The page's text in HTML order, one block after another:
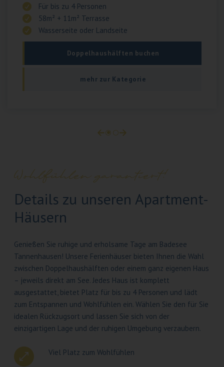
Für bis zu 4 Personen
58m² + 11m² Terrasse
Wasserseite oder Landseite
Doppelhaushälften buchen
mehr zur Kategorie
Wohlfühlen garantiert!
Details zu unseren Apartment-
Häusern
Genießen Sie ruhige und erholsame Tage am Badesee
Tannenhausen! Unsere Ferienhäuser bieten Ihnen die Wahl
zwischen Doppelhaushälften oder einem ganz eigenen Haus
– jeweils direkt am See. Jedes Haus ist komplett
ausgestattet, bietet Platz für bis zu 4 Personen und lädt
zum Entspannen und Wohlfühlen ein. Wählen Sie den für Sie
idealen Rückzugsort und lassen Sie sich von der
einzigartigen Lage und der ruhigen Umgebung verzaubern.
Viel Platz zum Wohlfühlen